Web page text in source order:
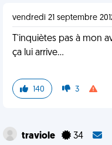
vendredi 21 septembre
T'inquiètes pas à mon
ça lui arrive...
140 3
traviole 34